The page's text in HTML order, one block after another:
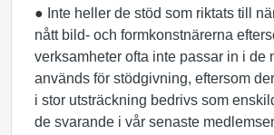
● Inte heller de stöd som riktats till
nått bild- och formkonstnärerna
verksamheter ofta inte passar in i de
används för stödgivning, eftersom
i stor utsträckning bedrivs som
de svarande i vår senaste